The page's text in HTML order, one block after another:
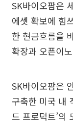
SK바이오팜은
에셋 확보에 힘
한 현금흐름을
확장과 오픈이
SK바이오팜은
구축한 미국 내
드 프로덕트’의